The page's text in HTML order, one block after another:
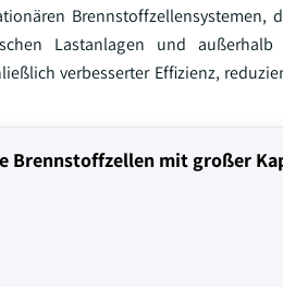
Brennstoffzellensystemen,
Lastanlagen und
verbesserter Effizienz,
Brennstoffzellen mit großer